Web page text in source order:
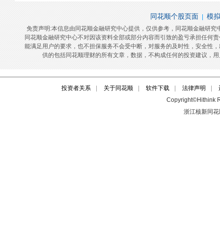
投资者关系 关于同花顺 软件下载 法律声明
Copyright©Hithink
浙江核新同